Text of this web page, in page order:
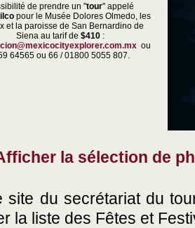
de prendre un "tour" appelé
pour le Musée Dolores Olmedo, les
et la paroisse de San Bernardino de
Siena au tarif de $410:
ou
64565 ou 66 / 01800 5055 807.
la sélection de
site du secrétariat du
la liste des Fêtes et